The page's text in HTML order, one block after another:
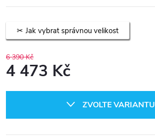
Jak vybrat správnou velikost
6 390 Kč
4 473 Kč
ZVOLTE VARIANTU